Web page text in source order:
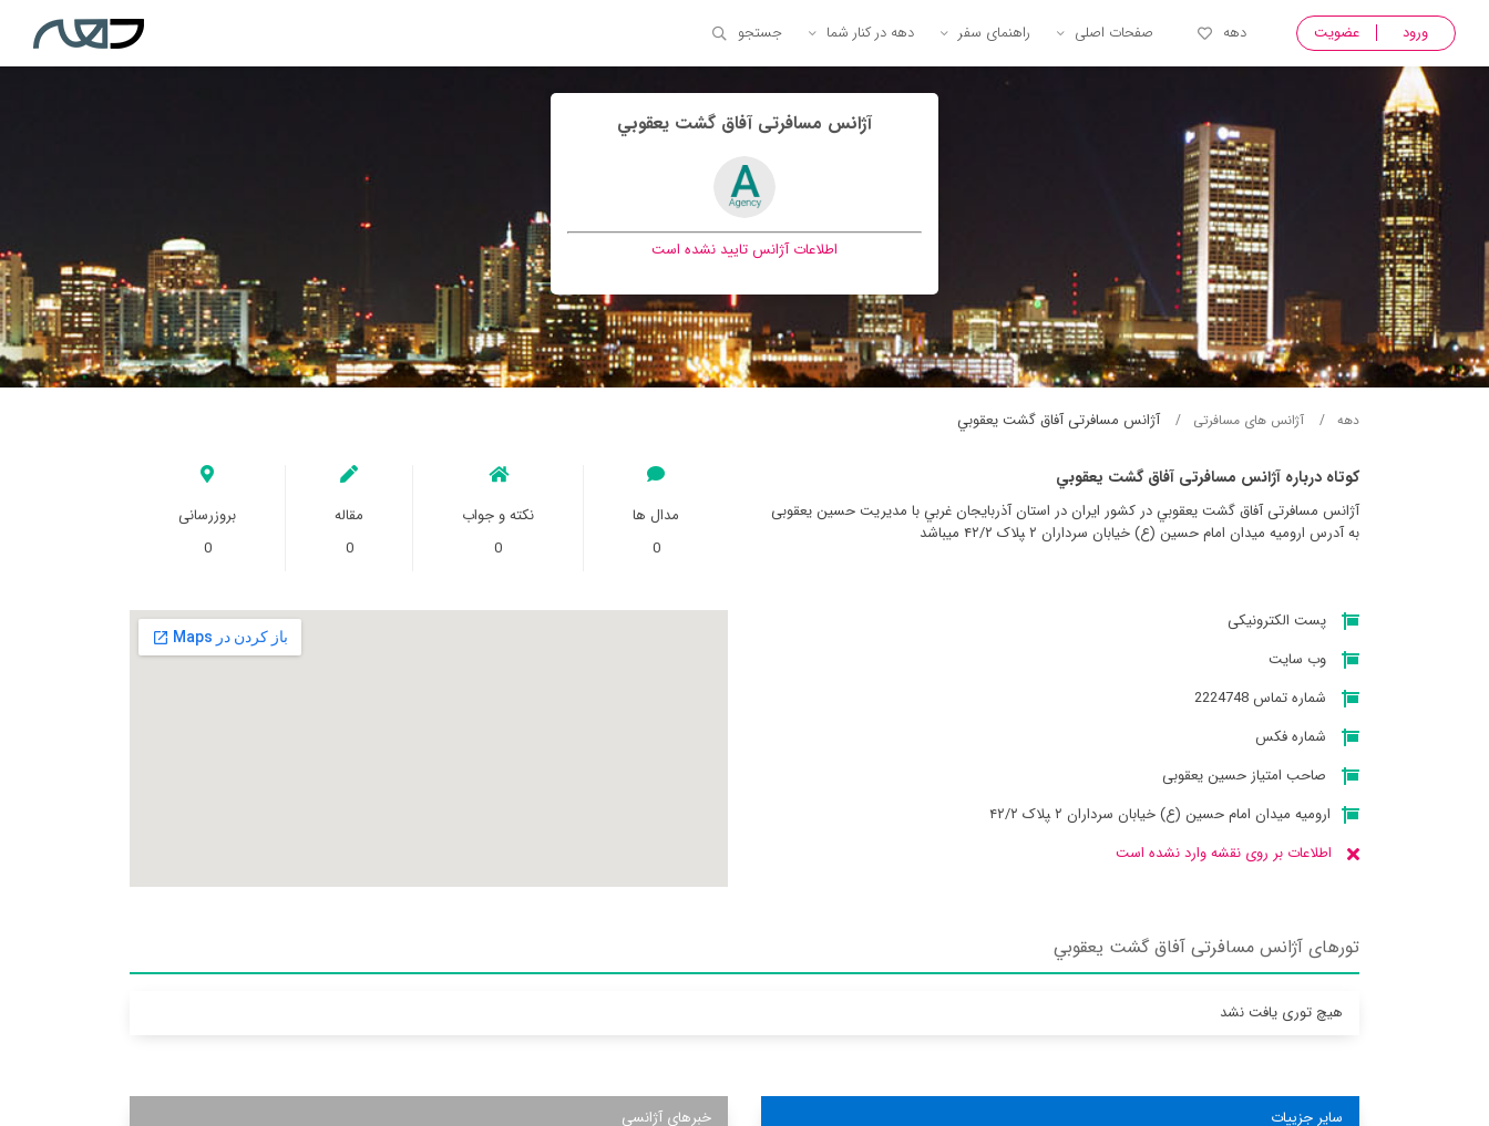
ورود عضویت دهه صفحات اصلی راهنمای سفر دهه در کنار شما جستجو
آژانس مسافرتی آفاق گشت يعقوبي
اطلاعات آژانس تایید نشده است
دهه آژانس های مسافرتی آژانس مسافرتی آفاق گشت يعقوبي
کوتاه درباره آژانس مسافرتی آفاق گشت يعقوبي
آژانس مسافرتی آفاق گشت يعقوبي در کشور ایران در استان آذربايجان غربي با مدیریت حسین یعقوبی
به آدرس ارومیه میدان امام حسین (ع) خیابان سرداران ۲ ‍پلاک ۴۲/۲ میباشد
مدال ها
0
نکته و جواب
0
مقاله
0
بروزرسانی
0
پست الکترونیکی
وب سایت
شماره تماس 2224748
شماره فکس
صاحب امتیاز حسین یعقوبی
ارومیه میدان امام حسین (ع) خیابان سرداران ۲ ‍پلاک ۴۲/۲
اطلاعات بر روی نقشه وارد نشده است
تورهای آژانس مسافرتی آفاق گشت يعقوبي
هیچ توری یافت نشد
سایر جزییات خبرهای آژانسی